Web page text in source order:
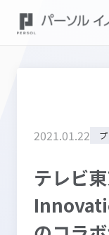
2021.01.22
テレビ